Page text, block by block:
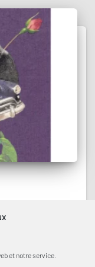
et notre service.
Pistacchio,
de papeterie
réalisés à la